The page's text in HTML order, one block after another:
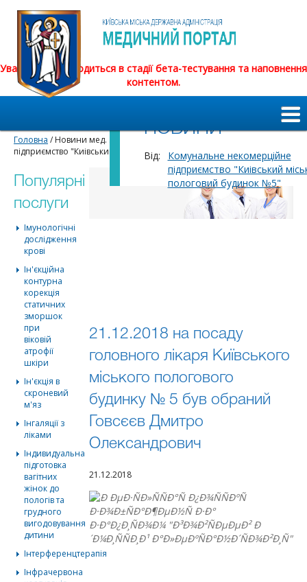
Увага! Сайт знаходиться в стадії бета-тестування та наповнення
контентом.
Головна / Новини мед. закладів / Комунальне некомерційне
підприємство "Киівський міський пологовий будинок №5"
Популярні
послуги
Імунологічні
дослідження
крові
Ін'єкційна
контурна
корекція
статичних
зморшок
при
віковій
атрофії
шкіри
Ін'єкція в
скроневий
м'яз
Інгаляції з
ліками
Індивидуальна
підготовка
вагітних
жінок до
пологів та
грудного
вигодовування
дитини
Інтерференцтерапія
Інфрачервона
НОВИНИ
Від:
Комунальне некомерційне
підприємство "Киівський
пологовий будинок №5"
21.12.2018 на посаду
головного лікаря Київського
міського пологового
будинку № 5 був обраний
Говсєєв Дмитро
Олександрович
21.12.2018